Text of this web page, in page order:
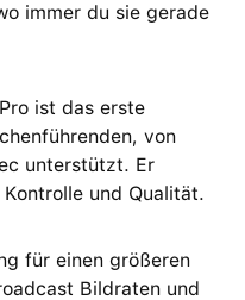
immer du sie gerade
ist das erste
von
unterstützt. Er
und Qualität.
für einen größeren
Bildraten und